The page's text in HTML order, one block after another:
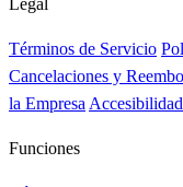
Términos de Servicio
Cancelaciones y
la Empresa Accesibilidad
Funciones